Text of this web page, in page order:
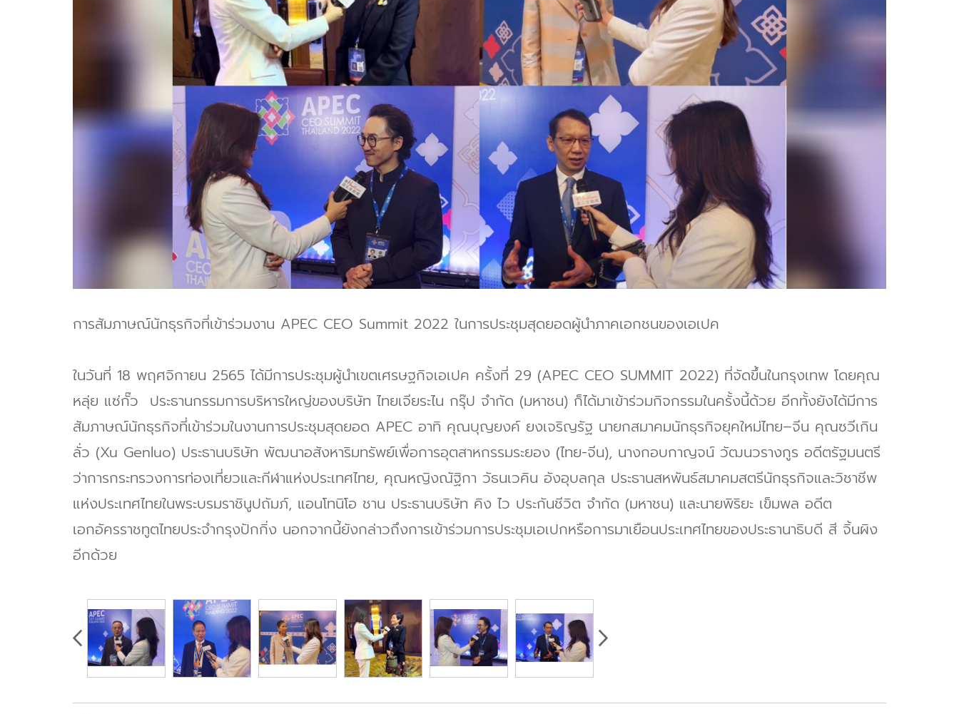
การสัมภาษณ์นักธุรกิจที่เข้าร่วมงาน APEC CEO Summit 2022 ในการประชุมสุดยอดผู้นำภาคเอกชนของเอเปค
ในวันที่ 18 พฤศจิกายน 2565 ได้มีการประชุมผู้นำเขตเศรษฐกิจเอเปค ครั้งที่ 29 (APEC CEO SUMMIT 2022) ที่จัดขึ้นในกรุงเทพ โดยคุณ
หลุ่ย แซ่กั๊ว ประธานกรรมการบริหารใหญ่ของบริษัท ไทยเจียระไน กรุ๊ป จำกัด (มหาชน) ก็ได้มาเข้าร่วมกิจกรรมในครั้งนี้ด้วย อีกทั้งยังได้มีการ
สัมภาษณ์นักธุรกิจที่เข้าร่วมในงานการประชุมสุดยอด APEC อาทิ คุณบุญยงค์ ยงเจริญรัฐ นายกสมาคมนักธุรกิจยุคใหม่ไทย–จีน คุณซวีเกิน
ลั่ว (Xu Genluo) ประธานบริษัท พัฒนาอสังหาริมทรัพย์เพื่อการอุตสาหกรรมระยอง (ไทย-จีน), นางกอบกาญจน์ วัฒนวรางกูร อดีตรัฐมนตรี
ว่าการกระทรวงการท่องเที่ยวและกีฬาแห่งประเทศไทย, คุณหญิงณัฐิกา วัธนเวคิน อังอุบลกุล ประธานสหพันธ์สมาคมสตรีนักธุรกิจและวิชาชีพ
แห่งประเทศไทยในพระบรมราชินูปถัมภ์, แอนโทนิโอ ชาน ประธานบริษัท คิง ไว ประกันชีวิต จำกัด (มหาชน) และนายพิริยะ เข็มพล อดีต
เอกอัครราชทูตไทยประจำกรุงปักกิ่ง นอกจากนี้ยังกล่าวถึงการเข้าร่วมการประชุมเอเปกหรือการมาเยือนประเทศไทยของประธานาธิบดี สี จิ้นผิง
อีกด้วย